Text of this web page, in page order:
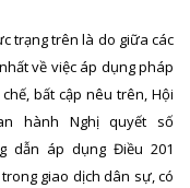
trạng trên là do giữa các
về việc áp dụng pháp
bất cập nêu trên, Hội
hành Nghị quyết số
dẫn áp dụng Điều 201
giao dịch dân sự, có